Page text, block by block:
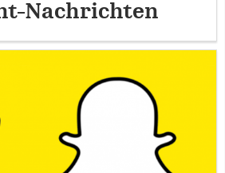
Nachrichten